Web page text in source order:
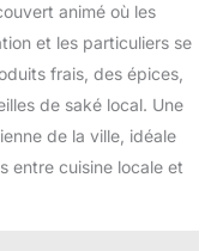
animé où les
et les particuliers se
frais, des épices,
de saké local. Une
de la ville, idéale
entre cuisine locale et